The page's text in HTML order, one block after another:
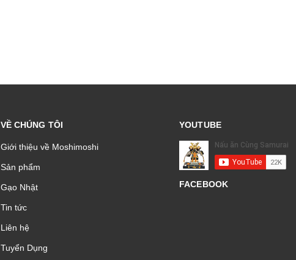
VỀ CHÚNG TÔI
Giới thiệu về Moshimoshi
Sản phẩm
Gạo Nhật
Tin tức
Liên hệ
Tuyển Dụng
YOUTUBE
FACEBOOK